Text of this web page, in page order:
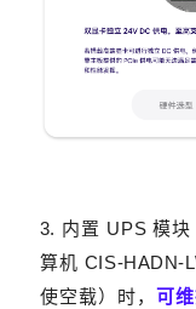
3. 内置 UPS 模
算机 CIS-HADN-
使空载）时，可